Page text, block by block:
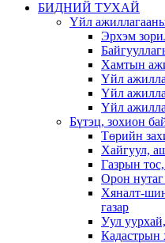
БИДНИЙ ТУХАЙ
Үйл
Эрхэм
Хамтын
Үйл
Үйл
Үйл
Бүтэц, зохион
Төрийн
Хайгуул,
Газрын
Орон нутаг
Хяналт-
газар
Уул
Кадастрын